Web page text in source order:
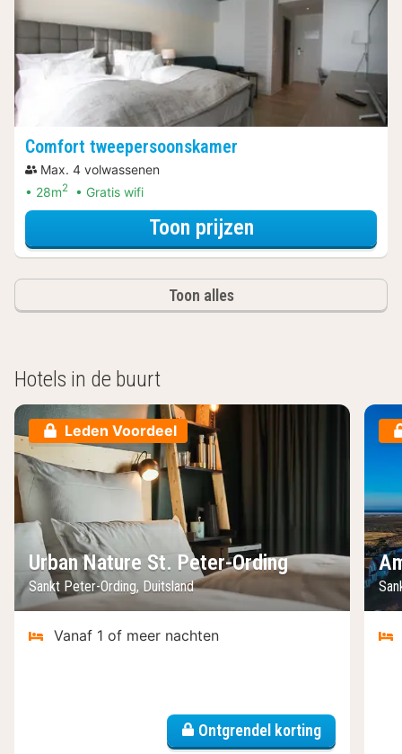
Comfort tweepersoonskamer
Max. 4 volwassenen
28m2 Gratis wifi
Toon prijzenvoor Comfort
Toon alles
Hotels in de buurt
Leden Voordeel
Urban Nature St. Peter-Ording
Sankt Peter-Ording, Duitsland
Vanaf 1 of meer nachten
Ontgrendel korting